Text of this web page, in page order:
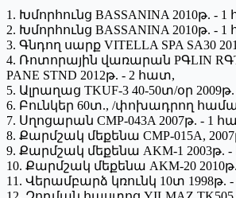
1. Խմորհունց BASSANINA 2010թ. -
2. Խմորհունց BASSANINA 2010թ. -
3. Գնդող սարք VITELLA SPA SA30
4. Ռոտորային վառարան PԳLIN
PANE STND 2012թ. - 2 հատ,
5. Ալրաղաց TKUF-3 40-50տ/օր
6. Բունկեր 60տ., /փոխադրող
7. Սղոցարան CMP-043A 2007թ. - 1
8. Քարմշակ մեքենա CMP-015A,
9. Քարմշակ մեքենա AKM-1 2003թ.
10. Քարմշակ մեքենա AKM-20
11. Վերամբարձ կռունկ 10տ 1998թ.